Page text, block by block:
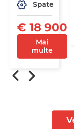
Spate
€ 18 900
Mai
multe